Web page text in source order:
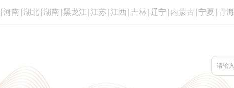
河南 湖北 湖南 黑龙江 江苏 江西 吉林 辽宁 内蒙古 宁夏 青海